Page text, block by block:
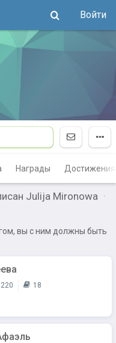
Войти
Награды Достижения
Julija Mironowa ·
вы с ним должны быть
220 18